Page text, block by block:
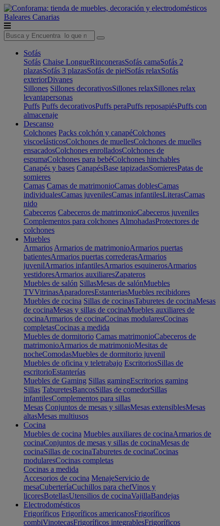
Baleares Canarias
Sofás
Sofás Chaise LongueRinconerasSofás camaSofás 2
plazasSofás 3 plazasSofás de pielSofás relaxSofás
exteriorDivanes
Sillones Sillones decorativosSillones relaxSillones relax
levantapersonas
Puffs Puffs decorativosPuffs peraPuffs reposapiésPuffs con
almacenaje
Descanso
Colchones Packs colchón y canapéColchones
viscoelásticosColchones de muellesColchones de muelles
ensacadosColchones enrolladosColchones de
espumaColchones para bebéColchones hinchables
Canapés y bases CanapésBase tapizadasSomieresPatas de
somieres
Camas Camas de matrimonioCamas doblesCamas
individualesCamas juvenilesCamas infantilesLiterasCamas
nido
Cabeceros Cabeceros de matrimonioCabeceros juveniles
Complementos para colchones AlmohadasProtectores de
colchones
Muebles
Armarios Armarios de matrimonioArmarios puertas
batientesArmarios puertas correderasArmarios
juvenilArmarios infantilesArmarios esquinerosArmarios
vestidoresArmarios auxiliaresZapateros
Muebles de salón SillasMesas de salónMuebles
TVVitrinasAparadoresEstanteriasMuebles recibidores
Muebles de cocina Sillas de cocinasTaburetes de cocinaMesas
de cocinaMesas y sillas de cocinaMuebles auxiliares de
cocinaArmarios de cocinaCocinas modularesCocinas
completasCocinas a medida
Muebles de dormitorio Camas matrimonioCabeceros de
matrimonioArmarios de matrimonioMesitas de
nocheComodasMuebles de dormitorio juvenil
Muebles de oficina y teletrabajo EscritoriosSillas de
escritorioEstanterías
Muebles de Gaming Sillas gamingEscritorios gaming
Sillas TaburetesBancosSillas de comedorSillas
infantilesComplementos para sillas
Mesas Conjuntos de mesas y sillasMesas extensiblesMesas
altasMesas multiusos
Cocina
Muebles de cocina Muebles auxiliares de cocinaArmarios de
cocinaConjuntos de mesas y sillas de cocinaMesas de
cocinaSillas de cocinaTaburetes de cocinaCocinas
modularesCocinas completas
Cocinas a medida
Accesorios de cocina MenajeServicio de
mesaCuberteríaCuchillos para chefVinos y
licoresBotellasUtensilios de cocinaVajillaBandejas
Electrodomésticos
Frigoríficos Frigoríficos americanosFrigoríficos
combiVinotecasFrigoríficos integrablesFrigoríficos